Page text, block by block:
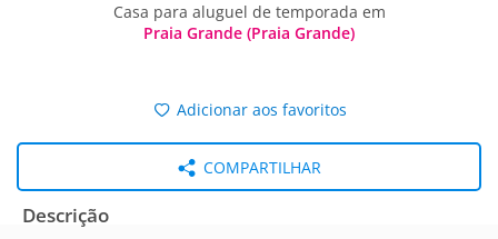
Casa para aluguel de temporada em
Praia Grande (Praia Grande)
Adicionar aos favoritos
COMPARTILHAR
Descrição